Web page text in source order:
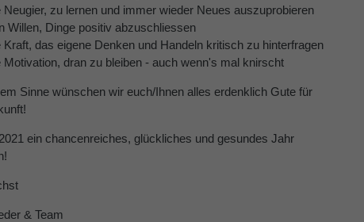
Neugier, zu lernen und immer wieder Neues auszuprobieren
Willen, Dinge positiv abzuschliessen
Kraft, das eigene Denken und Handeln kritisch zu hinterfragen
Motivation, dran zu bleiben - auch wenn's mal knirscht
Sinne wünschen wir euch/Ihnen alles erdenklich Gute für
ein chancenreiches, glückliches und gesundes Jahr
& Team